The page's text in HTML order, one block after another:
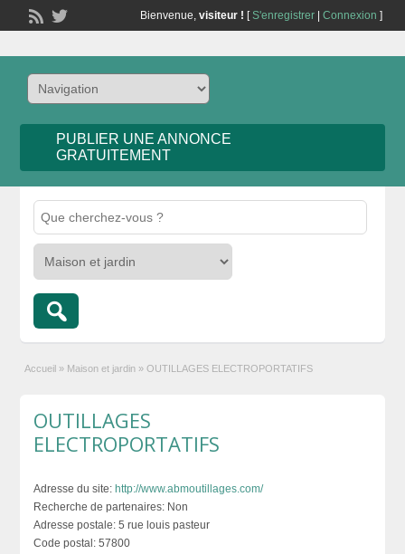
Bienvenue, visiteur ! [S'enregistrer| Connexion ]
PUBLIER UNE ANNONCE
GRATUITEMENT
Accueil » Maison et jardin » OUTILLAGES ELECTROPORTATIFS
OUTILLAGES
ELECTROPORTATIFS
Adresse du site: http://www.abmoutillages.com/
Recherche de partenaires: Non
Adresse postale: 5 rue louis pasteur
Code postal: 57800